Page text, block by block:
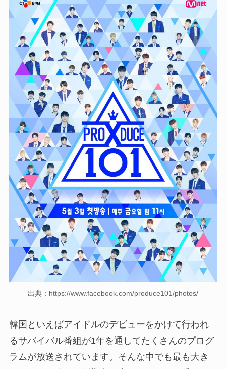
出典：https://www.facebook.com/produce101/photos/
韓国といえばアイドルのデビューをかけて行われ
るサバイバル番組が1年を通してたくさんのプログ
ラムが放送されています。そんな中でも最も大き